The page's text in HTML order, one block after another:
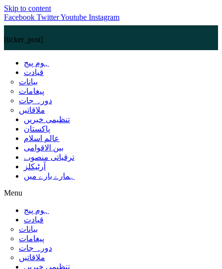
Skip to content
Facebook TwitterYoutube Instagram
[ticker_post]
ہوم پیج
قیادت
بیانات
پیغامات
دورہ جات
ملاقاتیں
تنظیمی خبریں
پاکستان
عالم اسلام
بین الاقوامی
ترقیاتی منصوبے
آرٹیکلز
ہمارے بارے میں
Menu
ہوم پیج
قیادت
بیانات
پیغامات
دورہ جات
ملاقاتیں
تنظیمی خبریں